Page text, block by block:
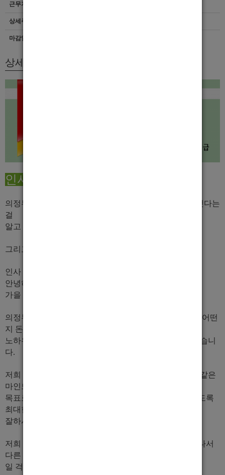
근무지역
상세주소
마감일자
상세모집내용
인사말
의정부에 있는 구인광고들은 모두 제 광고를 비슷하게 썻다는
걸
알고 계세요.
그리고
인사 드리겠습니다.
안녕하세요.
가을 실장 입니다.
의정부, 서울에서 8년동안 일을 해봐서 선수분들 마음이 어떤
지 돈은 어떻게 버는지
노하우 다 알려드리고 정말 무조건 돈 벌게 해 드릴수 있습니
다.
저희
는 다같이 벌자는 가족같은
마인드로 !
목표로 하시는 금액보다 그 이상의 금액을 초과할 수 있도록
최대한 도와드리겠습니다.
잘하시면 그렇게 될거구요.
저희 가게는 이제 뉴페이스라고 하면 말 안해도 소문이 나서
다른 지역 손님들도 다 아세요^^
일 걱정은 안하셔도 됩니다.